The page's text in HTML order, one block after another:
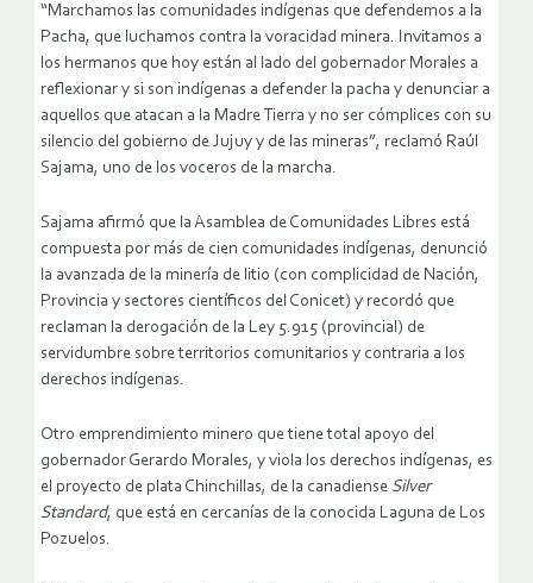
“Marchamos las comunidades indígenas que defendemos a la
Pacha, que luchamos contra la voracidad minera. Invitamos a
los hermanos que hoy están al lado del gobernador Morales a
reflexionar y si son indígenas a defender la pacha y denunciar a
aquellos que atacan a la Madre Tierra y no ser cómplices con su
silencio del gobierno de Jujuy y de las mineras”, reclamó Raúl
Sajama, uno de los voceros de la marcha.
Sajama afirmó que la Asamblea de Comunidades Libres está
compuesta por más de cien comunidades indígenas, denunció
la avanzada de la minería de litio (con complicidad de Nación,
Provincia y sectores científicos del Conicet) y recordó que
reclaman la derogación de la Ley 5.915 (provincial) de
servidumbre sobre territorios comunitarios y contraria a los
derechos indígenas.
Otro emprendimiento minero que tiene total apoyo del
gobernador Gerardo Morales, y viola los derechos indígenas, es
el proyecto de plata Chinchillas, de la canadiense Silver
Standard, que está en cercanías de la conocida Laguna de Los
Pozuelos.